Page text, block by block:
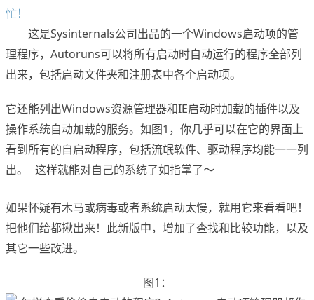
这是Sysinternals公司出品的一个Windows启动项的管
理程序，Autoruns可以将所有启动时自动运行的程序全部列
出来，包括启动文件夹和注册表中各个启动项。
它还能列出Windows资源管理器和IE启动时加载的插件以及
操作系统自动加载的服务。如图1，你几乎可以在它的界面上
看到所有的自启动程序，包括流氓软件、驱动程序均能一一列
出。
这样就能对自己的系统了如指掌了～
如果怀疑有木马或病毒或者系统启动太慢，就用它来看看吧！
把他们给都揪出来！此新版中，增加了查找和比较功能，以及
其它一些改进。
图1：